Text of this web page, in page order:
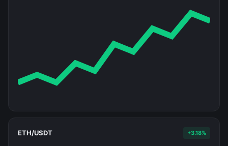
ETH/USDT +3.18%